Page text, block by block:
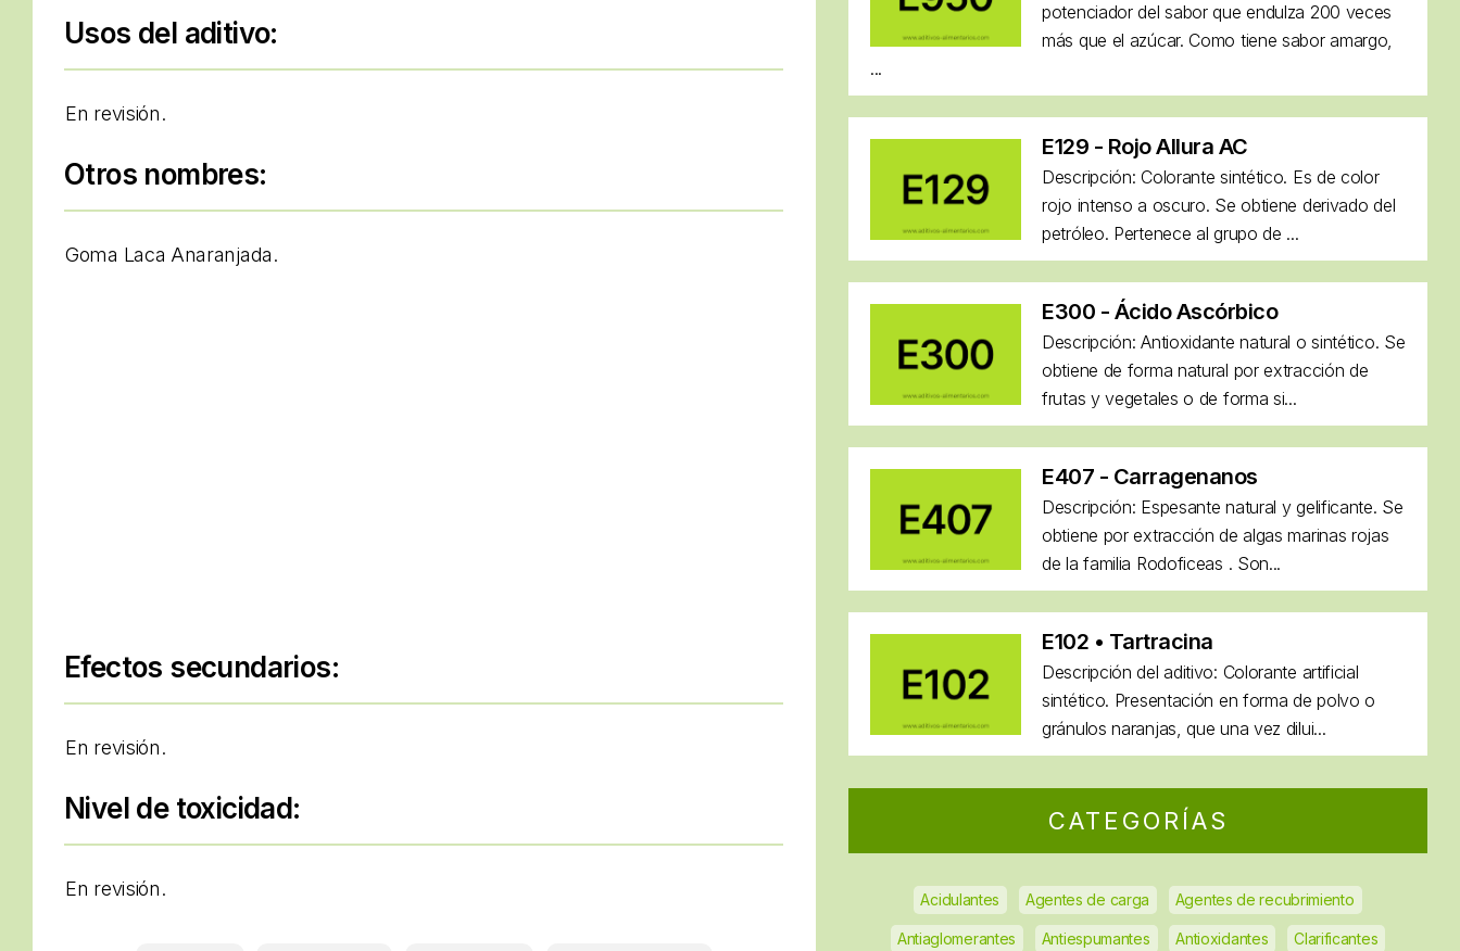
Usos del aditivo:
En revisión.
Otros nombres:
Goma Laca Anaranjada.
Efectos secundarios:
En revisión.
Nivel de toxicidad:
En revisión.
potenciador del sabor que endulza 200 veces
más que el azúcar. Como tiene sabor amargo,
...
E129 - Rojo Allura AC
Descripción: Colorante sintético. Es de color
rojo intenso a oscuro. Se obtiene derivado del
petróleo. Pertenece al grupo de ...
E300 - Ácido Ascórbico
Descripción: Antioxidante natural o sintético. Se
obtiene de forma natural por extracción de
frutas y vegetales o de forma si...
E407 - Carragenanos
Descripción: Espesante natural y gelificante. Se
obtiene por extracción de algas marinas rojas
de la familia Rodoficeas . Son...
E102 • Tartracina
Descripción del aditivo: Colorante artificial
sintético. Presentación en forma de polvo o
gránulos naranjas, que una vez dilui...
CATEGORÍAS
Acidulantes Agentes de carga Agentes de recubrimiento
Antiaglomerantes Antiespumantes Antioxidantes Clarificantes